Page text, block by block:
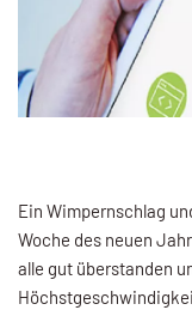
Ein Wimpernschlag
Woche des neuen
alle gut überstanden